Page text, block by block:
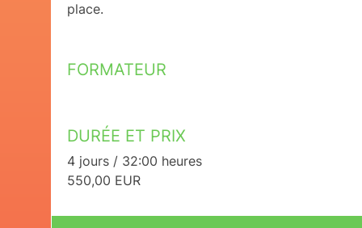
place.
FORMATEUR
DURÉE ET PRIX
4 jours / 32:00 heures
550,00 EUR